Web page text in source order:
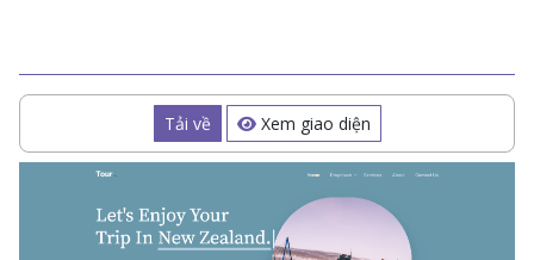
Tải về Xem giao diện